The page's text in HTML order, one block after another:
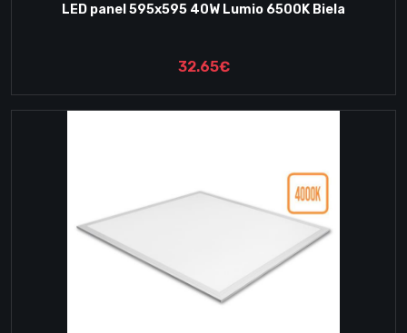
LED panel 595x595 40W Lumio 6500K Biela
32.65€